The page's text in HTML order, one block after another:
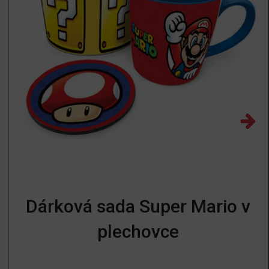
Dárková sada Super Mario v
plechovce